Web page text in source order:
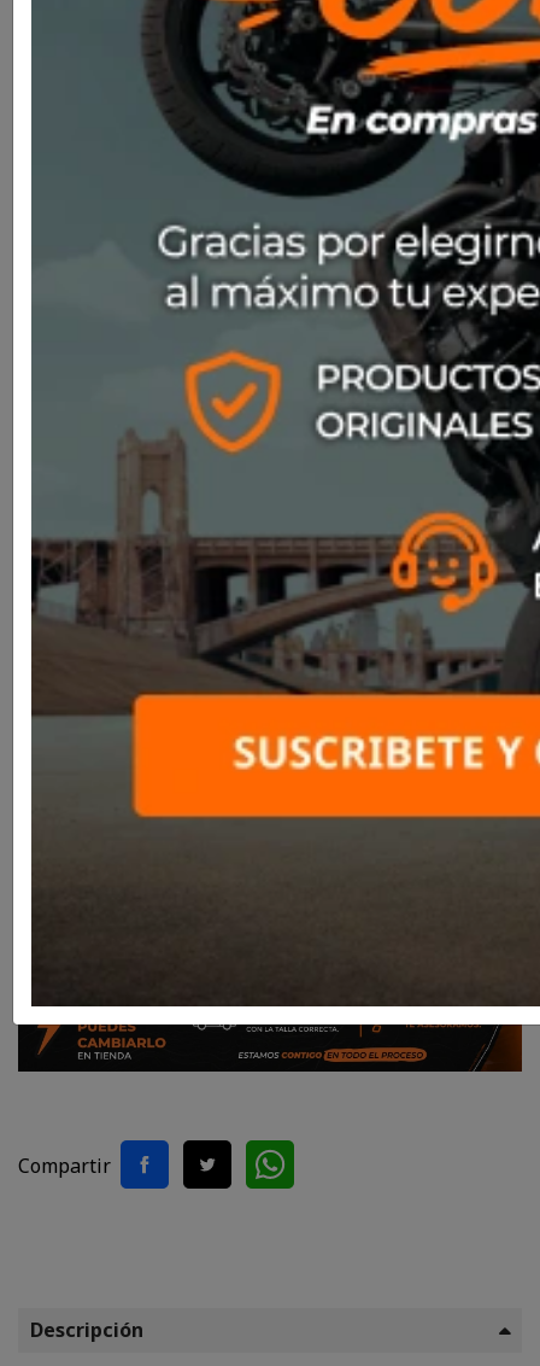
Casco Nolan N80-8 Wanted 075
Red/Blu/Silver
N880016750755
Un casco integral con un diseño atrevido y moderno,
fabricado en LexanTM, el policarbonato más resistente
del mercado. El estilo del N80-8 se ha renovado,
además de confirmar las excelentes prestaciones
expresadas en cada detalle técnico, como las tomas de
aire estratégicamente situadas para garantizar una
correcta ventilación en todo tipo de uso. Las nuevas
gráficas exclusivas incluidas en la colección realzan las
líneas aerodinámicas de un casco que representa una
verdadera combinación de seguridad y confort,
dedicado a un público de motoristas heterogéneo y
Compartir
Descripción